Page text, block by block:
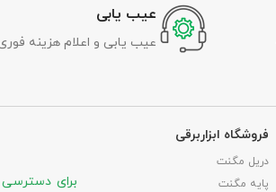
عیب یابی
عیب یابی و اعلام هزینه
فروشگاه ابزاربرقی
دریل مگنت
پایه مگنت
برای